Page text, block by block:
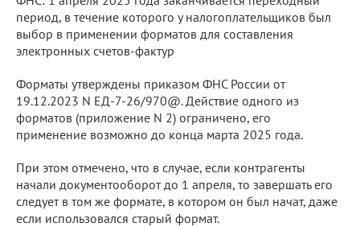
период, в течение которого у налогоплательщиков был
выбор в применении форматов для составления
электронных счетов-фактур
Форматы утверждены приказом ФНС России от
19.12.2023 N ЕД-7-26/970@. Действие одного из
форматов (приложение N 2) ограничено, его
применение возможно до конца марта 2025 года.
При этом отмечено, что в случае, если контрагенты
начали документооборот до 1 апреля, то завершать его
следует в том же формате, в котором он был начат, даже
если использовался старый формат.